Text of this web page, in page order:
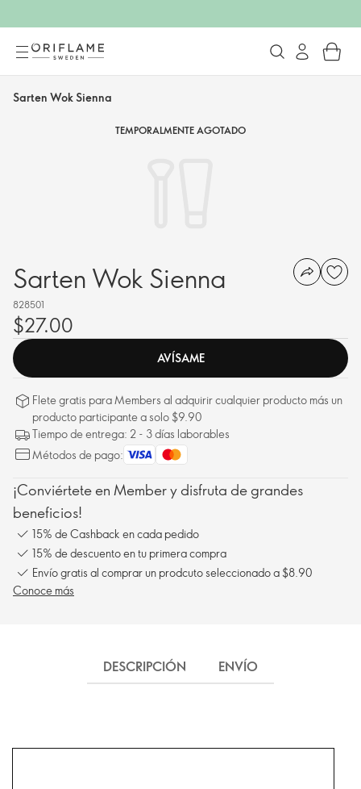
Sarten Wok Sienna
TEMPORALMENTE AGOTADO
Sarten Wok Sienna
828501
$27.00
AVÍSAME
Flete gratis para Members al adquirir cualquier producto más un
producto participante a solo $9.90
Tiempo de entrega: 2 - 3 días laborables
Métodos de pago:
¡Conviértete en Member y disfruta de grandes
beneficios!
15% de Cashback en cada pedido
15% de descuento en tu primera compra
Envío gratis al comprar un prodcuto seleccionado a $8.90
Conoce más
DESCRIPCIÓN ENVÍO